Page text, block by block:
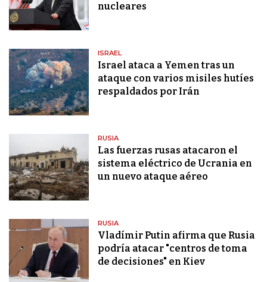
nucleares
ISRAEL
Israel ataca a Yemen tras un
ataque con varios misiles hutíes
respaldados por Irán
RUSIA
Las fuerzas rusas atacaron el
sistema eléctrico de Ucrania en
un nuevo ataque aéreo
RUSIA
Vladímir Putin afirma que Rusia
podría atacar "centros de toma
de decisiones" en Kiev